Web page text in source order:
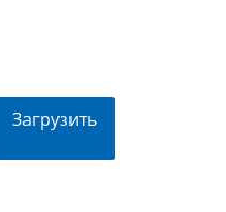
Загрузить